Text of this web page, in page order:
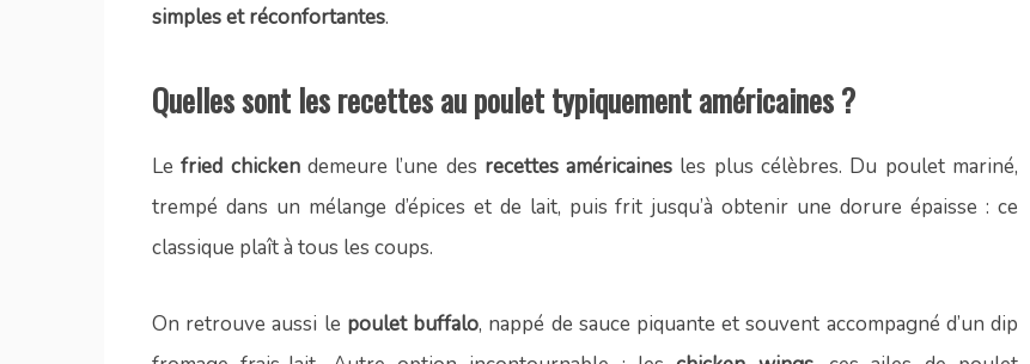
simples et réconfortantes.
Quelles sont les recettes au poulet typiquement américaines ?
Lefried chickendemeure l’une des recettes américaines les plus célèbres. Du poulet mariné,
trempé dans un mélange d’épices et de lait, puis frit jusqu’à obtenir une dorure épaisse : ce
classique plaît à tous les coups.
On retrouve aussi le poulet buffalo, nappé de sauce piquante et souvent accompagné d’un dip